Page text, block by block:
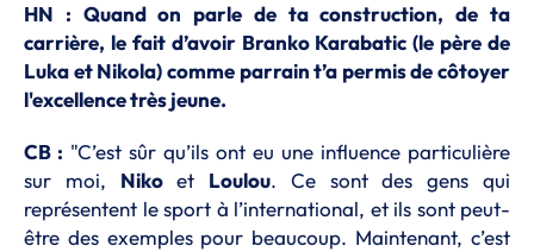
HN : Quand on parle de ta construction, de ta
carrière, le fait d’avoir Branko Karabatic (le père de
Luka et Nikola) comme parrain t’a permis de côtoyer
l'excellence très jeune.
CB : "C’est sûr qu’ils ont eu une influence particulière
sur moi, Nikoet Loulou. Ce sont des gens qui
représentent le sport à l’international, et ils sont peut-
être des exemples pour beaucoup. Maintenant, c’est